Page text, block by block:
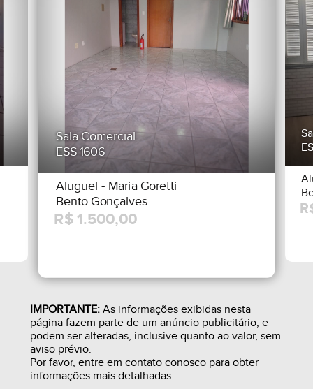
Sala Comercial
ESS 1606
Aluguel - Maria Goretti
Bento Gonçalves
IMPORTANTE:As informações exibidas nesta
página fazem parte de um anúncio publicitário, e
podem ser alteradas, inclusive quanto ao valor, sem
aviso prévio.
Por favor, entre em contato conosco para obter
informações mais detalhadas.